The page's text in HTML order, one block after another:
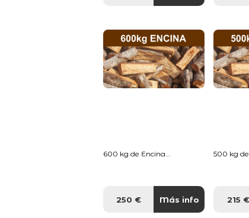
600 kg de Encina...
250 € Más info
500 kg de
215 €